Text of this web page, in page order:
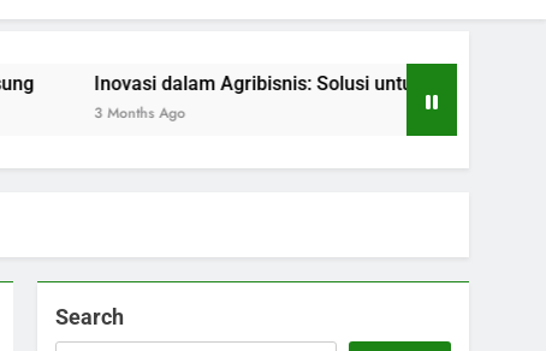
Inovasi dalam Agribisnis: Solusi untuk Tantangan Pertanian
Search